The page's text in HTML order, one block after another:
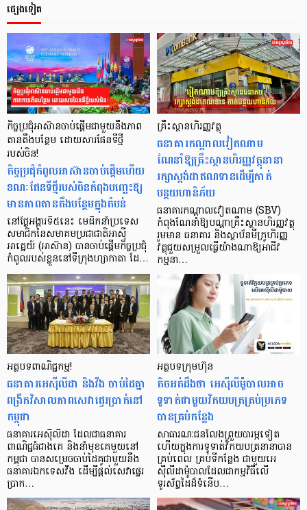
ផ្សេងទៀត
កិច្ចប្រជុំអាស៊ានចាប់ផ្តើមជាមួយនឹងភាព
តានតឹងបន្ថែម ដោយសារផែនទីថ្មី
របស់ចិន!
កិច្ចប្រជុំកំពូលអាស៊ានចាប់ផ្តើមហើយ
ខណៈផែនទីថ្មីរបស់ចិនកំពុងបញ្ឆេះឱ្យ
មានភាពតានតឹងបន្ថែមក្នុងតំបន់
នៅថ្ងៃអង្គារទី៥នេះ មេដឹកនាំប្រទេស
សមាជិកនៃសមាគមប្រជាជាតិអាស៊ី
អាគ្នេយ៍ (អាស៊ាន) បានចាប់ផ្តើមកិច្ចប្រជុំ
កំពូលរបស់ខ្លួននៅទីក្រុងហ្សាកាតា ដែ…
គ្រឹះស្ថានហិរញ្ញវត្ថុ
ធនាគារកណ្ដាលវៀតណាម
ណែនាំឱ្យគ្រឹះស្ថានហិរញ្ញវត្ថុនានា
រក្សាស្ដង់ដាឥណទានដើម្បីកាត់
បន្ថយហានិភ័យ
ធនាគារកណ្តាលវៀតណាម (SBV)
កំពុងណែនាំឱ្យបណ្ដាគ្រឹះស្ថានហិរញ្ញវត្ថុ
រួមមាន ធនាគារ និងស្ថាប័នមីក្រូហិរញ្ញ
វត្ថុជួយសម្រួលធ្វើយ៉ាងណាឱ្យអាជីវ
កម្មនា…
អត្ថបទពាណិជ្ជកម្ម!
ធនាគារអេស៊ីលីដា និងវីង ចាប់ដៃគ្នា
ពង្រីកវិសាលភាពសេវាផ្ទេរប្រាក់នៅ
កម្ពុជា
ធនាគារអេស៊ីលីដា ដែលជាធនាគារ
ពាណិជ្ជធំជាងគេ និងនាំមុខគេមួយនៅ
កម្ពុជា បានសម្រេចចាប់ដៃគូជាមួយនឹង
ធនាគារឯកទេសវីង ដើម្បីផ្ដល់សេវាផ្ទេរ
ប្រាក…
អត្ថបទក្រុមហ៊ុន
តិចអត់ដឹងថា អេស៊ីលីម៉ូបាលអាច
ទូទាត់ជាមួយវិកយបត្រគ្រប់ប្រភេទ
បានគ្រប់កន្លែង
សាធារណៈជនលែងព្រួយបារម្ភទៀត
ហើយក្នុងការទូទាត់វិកយបត្រនានាបាន
គ្រប់ពេល គ្រប់ទីកន្លែង ជាមួយអេ
ស៊ីលីដាម៉ូបាលដែលជាកម្មវិធីលើ
ទូរស័ព្ទដៃដ៏ទំនើប…